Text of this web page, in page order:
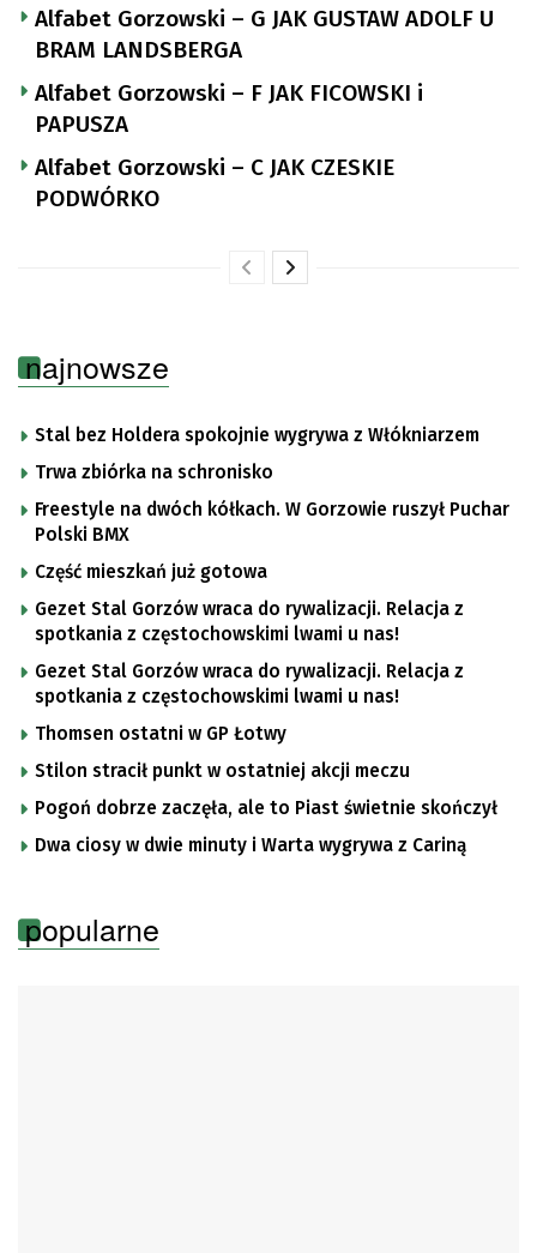
Alfabet Gorzowski – G JAK GUSTAW ADOLF U
BRAM LANDSBERGA
Alfabet Gorzowski – F JAK FICOWSKI i
PAPUSZA
Alfabet Gorzowski – C JAK CZESKIE
PODWÓRKO
najnowsze
Stal bez Holdera spokojnie wygrywa z Włókniarzem
Trwa zbiórka na schronisko
Freestyle na dwóch kółkach. W Gorzowie ruszył Puchar
Polski BMX
Część mieszkań już gotowa
Gezet Stal Gorzów wraca do rywalizacji. Relacja z
spotkania z częstochowskimi lwami u nas!
Gezet Stal Gorzów wraca do rywalizacji. Relacja z
spotkania z częstochowskimi lwami u nas!
Thomsen ostatni w GP Łotwy
Stilon stracił punkt w ostatniej akcji meczu
Pogoń dobrze zaczęła, ale to Piast świetnie skończył
Dwa ciosy w dwie minuty i Warta wygrywa z Cariną
popularne